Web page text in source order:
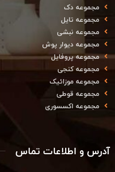
مجموعه دک
مجموعه تایل
مجموعه نبشی
مجموعه دیوار پوش
مجموعه پروفایل
مجموعه کنجی
مجموعه موزائیک
مجموعه قوطی
مجموعه اکسسوری
آدرس و اطلاعات تماس